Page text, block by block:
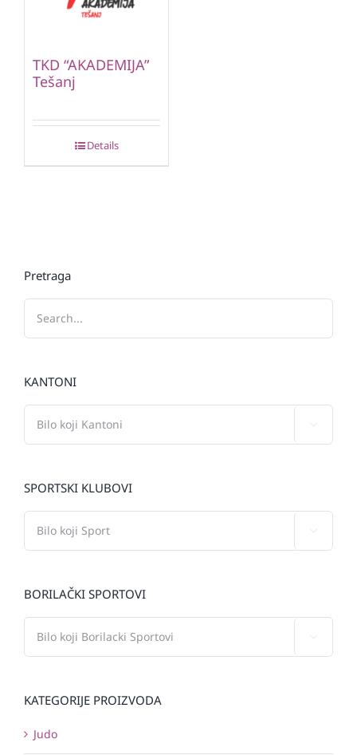
TKD “AKADEMIJA”
Tešanj
Details
Pretraga
KANTONI
SPORTSKI KLUBOVI
BORILAČKI SPORTOVI
KATEGORIJE PROIZVODA
Judo